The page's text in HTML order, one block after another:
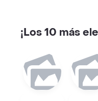
¡Los 10 más